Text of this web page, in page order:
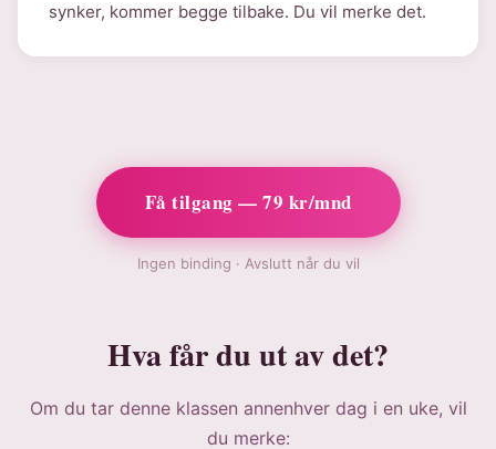
synker, kommer begge tilbake. Du vil merke det.
Få tilgang — 79 kr/mnd
Ingen binding · Avslutt når du vil
Hva får du ut av det?
Om du tar denne klassen annenhver dag i en uke, vil
du merke: